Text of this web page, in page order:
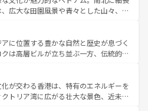
国料理が待っている。夜には、韓国な
ら、韓国の多彩な魅力を心ゆくまで味
わってみてほしい。 なお、新着の韓国情報はコンテンツ一
。
広大な田園風景や青々とした山々、世
統が息づく。ハノイの古い町並みやホ
ス統治時代の建物も、独特の雰囲気を
た、バラエティの豊かさとおいしさで
ンミー、ベトナムコーヒーなどは、ぜ
。どの地域を訪れてもあたたかい人々
れるので、きっと忘れられない旅にな
に位置する豊かな自然と歴史が息づく
は高層ビルが立ち並ぶ一方、伝統的な
る。北部ではチェンマイなどの山岳地
、南部ではプーケットやクラビの美し
気分を楽しむことができる。タイ料理
が交わる香港は、特有のエネルギーを
トリア湾に広がる壮大な景色、近未来